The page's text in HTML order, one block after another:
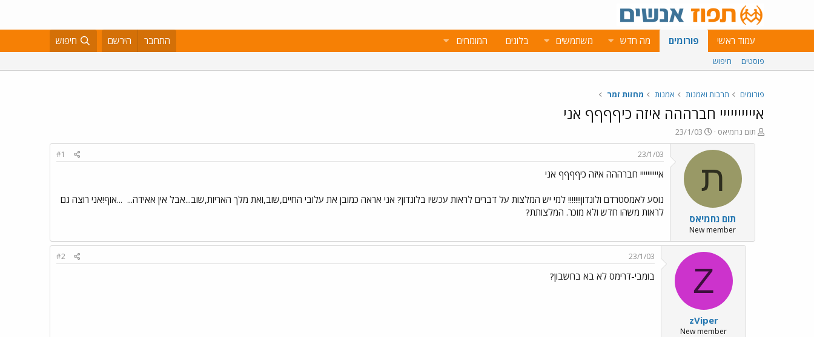
עמוד ראשי פורומים מה חדש משתמשים בלוגים המומחים התחבר הירשם חיפוש
פוסטים חיפוש
פורומים תרבות ואמנות אמנות מחזות זמר
איייייייייי חברההה איזה כיףףףף אני
פ
ו
תום נחמיאס
פ
ו
ר
ם
ב
א
ר
י
ך
23/1/03
ת
תום נחמיאס
New member
23/1/03
#1
איייייייייי חברההה איזה כיףףףף אני
נוסע לאמסטרדם ולונדון!!!!!!! למי יש המלצות על דברים לראות עכשיו בלונדון? אני אראה כמובן את עלובי החיים,שוב,ואת מלך האריות,שוב...אבל אין אאידה... ...אוף!אני רוצה גם
לראות משהו חדש ולא מוכר. המלצותת?
Z
zViper
New member
23/1/03
#2
בומבי-דרימס לא בא בחשבון?